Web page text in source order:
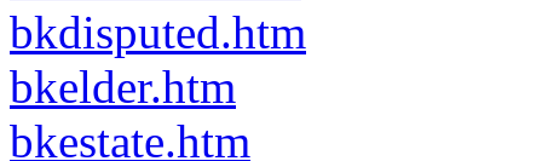
bkdisputed.htm
bkelder.htm
bkestate.htm